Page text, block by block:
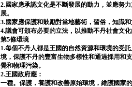
2.國家應承認文化是不斷發展的動力，並應努
展。
3.國家應保護和鼓勵對當地藝術，習俗，知識和
4.議會可頒布必要的立法，以推動不丹社會文化
第5條環境
1.每個不丹人都是王國的自然資源和環境的受
境，保護不丹的豐富生物多樣性和通過採用和
覺和物理污染。
2.王國政府應：
一種。保護，養護和改善原始環境，維護國家